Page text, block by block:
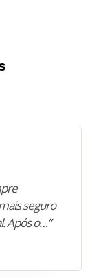
seguro
Após o…”